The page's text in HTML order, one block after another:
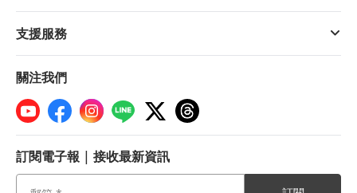
支援服務
關注我們
訂閱電子報 | 接收最新資訊